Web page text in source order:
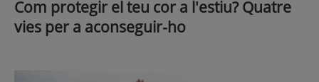
Com protegir el teu cor a l'estiu? Quatre
vies per a aconseguir-ho